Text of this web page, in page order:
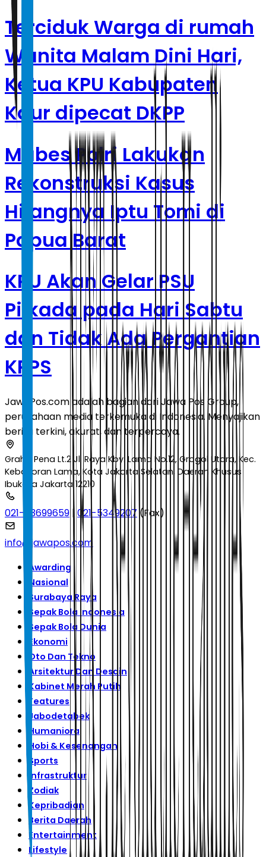
Terciduk Warga di rumah
Wanita Malam Dini Hari,
Ketua KPU Kabupaten
Kaur dipecat DKPP
Mabes Polri Lakukan
Rekonstruksi Kasus
Hilangnya Iptu Tomi di
Papua Barat
KPU Akan Gelar PSU
Pilkada pada Hari Sabtu
dan Tidak Ada Pergantian
KPPS
JawaPos.com adalah bagian dari Jawa Pos Group,
perusahaan media terkemuka di Indonesia. Menyajikan
berita terkini, akurat, dan terpercaya.
Graha Pena Lt.2 Jl. Raya Kby. Lama No.12, Grogol Utara, Kec.
Kebayoran Lama, Kota Jakarta Selatan, Daerah Khusus
Ibukota Jakarta 12210
021-53699659 |021-5349207(Fax)
info@jawapos.com
Awarding
Nasional
Surabaya Raya
Sepak Bola Indonesia
Sepak Bola Dunia
Ekonomi
Oto Dan Tekno
Arsitektur Dan Desain
Kabinet Merah Putih
Features
Jabodetabek
Humaniora
Hobi & Kesenangan
Sports
Infrastruktur
Zodiak
Kepribadian
Berita Daerah
Entertainment
Lifestyle